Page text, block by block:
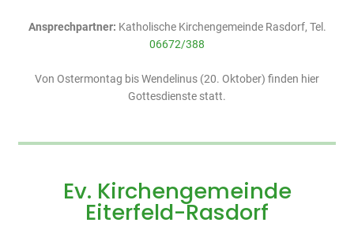
Ansprechpartner: Katholische Kirchengemeinde Rasdorf, Tel.
06672/388
Von Ostermontag bis Wendelinus (20. Oktober) finden hier
Gottesdienste statt.
Ev. Kirchengemeinde
Eiterfeld-Rasdorf